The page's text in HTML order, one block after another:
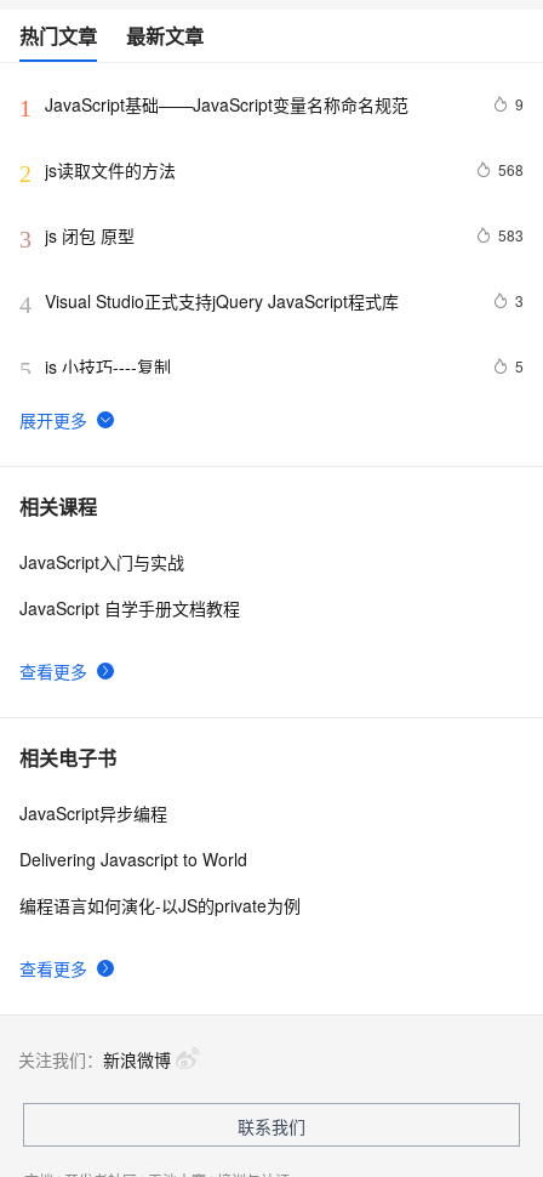
热门文章 最新文章
1 JavaScript基础——JavaScript变量名称命名规范 9
2 js读取文件的方法 568
3 js 闭包 原型 583
4 Visual Studio正式支持jQuery JavaScript程式库 3
5 js 小技巧----复制 5
6 创建JavaScript对象
7 Javascript面向对象编程（二）：构造函数的继承 by 阮
8 js 的 slice方法
相关课程
查看更多
JavaScript入门与实战
JavaScript 自学手册文档教程
相关电子书
查看更多
JavaScript异步编程
Delivering Javascript to World
编程语言如何演化-以JS的private为例
关注我们： 新浪微博
联系我们